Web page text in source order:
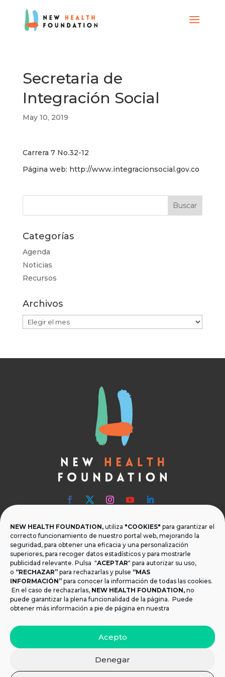
NEW HEALTH FOUNDATION, utiliza "COOKIES" para garantizar el
correcto funcionamiento de nuestro portal web, mejorando la
seguridad, para obtener una eficacia y una personalización
superiores, para recoger datos estadísticos y para mostrarle
publicidad relevante. Pulsa "ACEPTAR" para autorizar su uso,
o “RECHAZAR” para rechazarlas y pulse “MAS
INFORMACIÓN” para conocer la información de todas las cookies.
En el caso de rechazarlas, NEW HEALTH FOUNDATION, no
puede garantizar la plena funcionalidad de la página. Puede
obtener más información a pie de página en nuestra
Acepto
Denegar
Secretaria de
Integración Social
May 10, 2019
Carrera 7 No.32-12
Página web: http://www.integracionsocial.gov.co
Categorías
Agenda
Noticias
Recursos
Archivos
Archivos
 Teléfono
T.+34 954 219 597
 Dónde estamos
Calle Monsalves 35 Local 2. 41001, Sevilla.
España
 Email
info@newhealthfoundation.org
Aviso legal y Política de Privacidad|Política de